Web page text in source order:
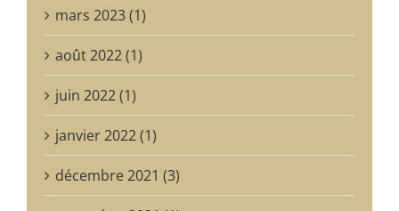
mars 2023 (1)
août 2022 (1)
juin 2022 (1)
janvier 2022 (1)
décembre 2021 (3)